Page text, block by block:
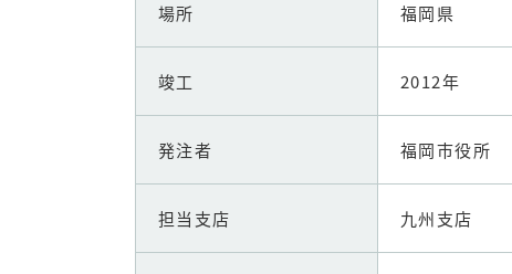
場所 福岡県
竣工 2012年
発注者 福岡市役所
担当支店 九州支店